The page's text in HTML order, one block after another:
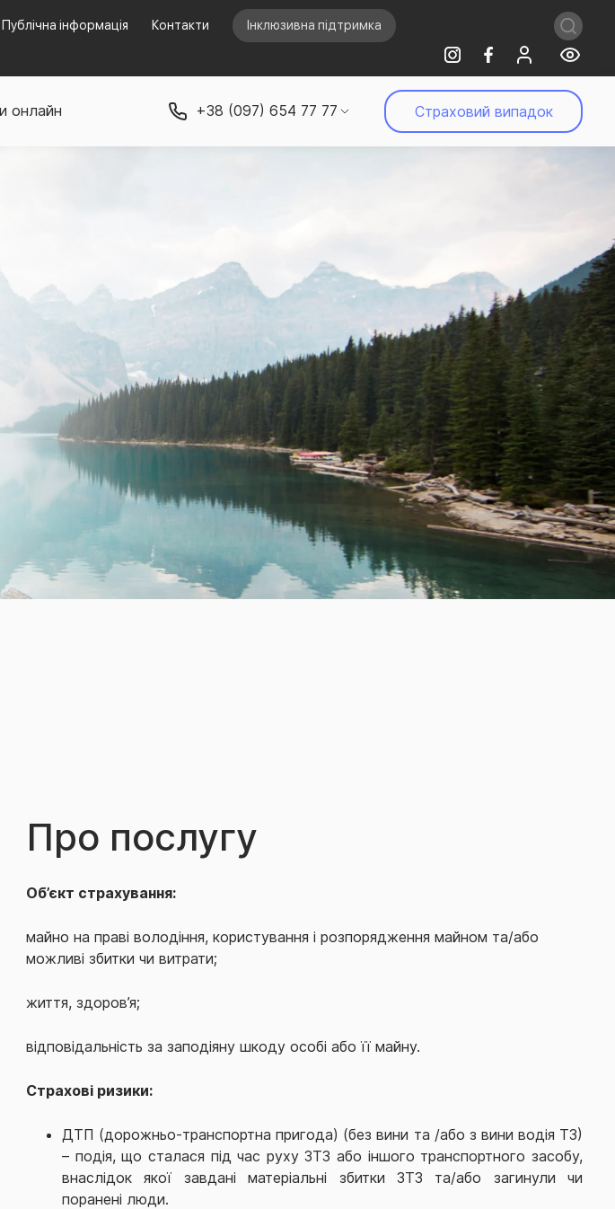
Публічна інформація Контакти Інклюзивна підтримка
онлайн +38 (097) 654 77 77 Страховий випадок
Про послугу
Об’єкт страхування:
майно на праві володіння, користування і розпорядження майном та/або
можливі збитки чи витрати;
життя, здоров’я;
відповідальність за заподіяну шкоду особі або її майну.
Страхові ризики:
ДТП (дорожньо-транспортна пригода) (без вини та /або з вини водія ТЗ)
– подія, що сталася під час руху ЗТЗ або іншого транспортного засобу,
внаслідок якої завдані матеріальні збитки ЗТЗ та/або загинули чи
поранені люди.